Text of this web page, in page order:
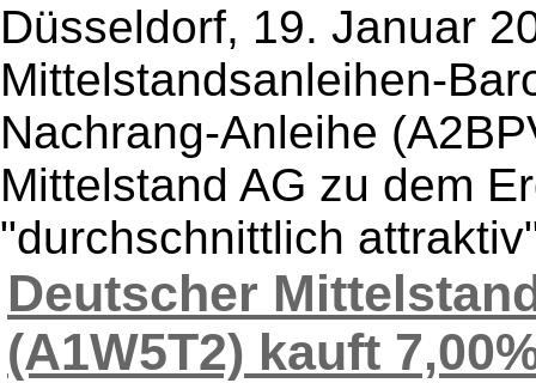
Düsseldorf, 19. Januar
Mittelstandsanleihen-
Nachrang-Anleihe
Mittelstand AG zu dem
"durchschnittlich
Deutscher
(A1W5T2) kauft